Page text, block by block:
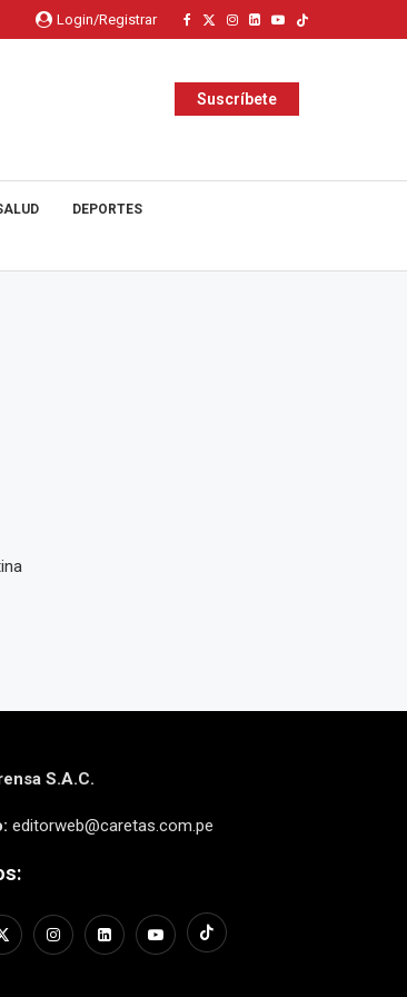
Login/Registrar
Suscríbete
DEPORTES
S.A.C.
editorweb@caretas.com.pe